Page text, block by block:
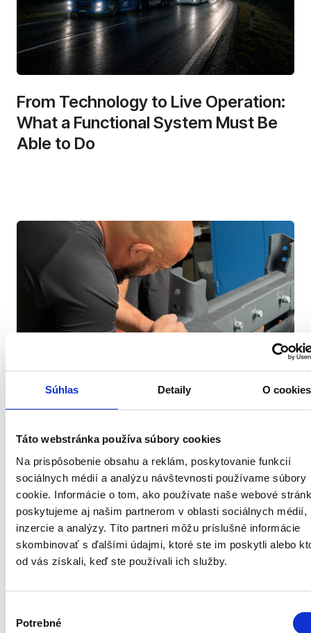
Súhlas Detaily O cookies
Táto webstránka používa súbory cookies
Na prispôsobenie obsahu a reklám, poskytovanie funkcií
sociálnych médií a analýzu návštevnosti používame súbory
cookie. Informácie o tom, ako používate naše webové
poskytujeme aj našim partnerom v oblasti sociálnych médií,
inzercie a analýzy. Títo partneri môžu príslušné informácie
skombinovať s ďalšími údajmi, ktoré ste im poskytli alebo
od vás získali, keď ste používali ich služby.
súhlasu
Potrebné
From Technology to Live Operation:
What a Functional System Must Be
Able to Do
When Technology Isn’t Enough: Why
Complex Technological Solutions
Require Systems Thinking